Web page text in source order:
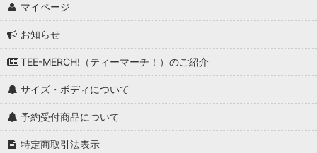
Tank
Tears For Fears
Television
Terrorizer
マイページ
お知らせ
TEE-MERCH!（ティーマーチ！）のご紹介
サイズ・ボディについて
予約受付商品について
特定商取引法表示